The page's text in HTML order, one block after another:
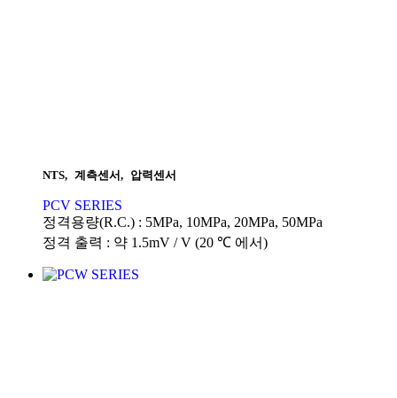
NTS, 계측센서, 압력센서
PCV SERIES
정격용량(R.C.) : 5MPa, 10MPa, 20MPa, 50MPa
정격 출력 : 약 1.5mV / V (20 ℃ 에서)